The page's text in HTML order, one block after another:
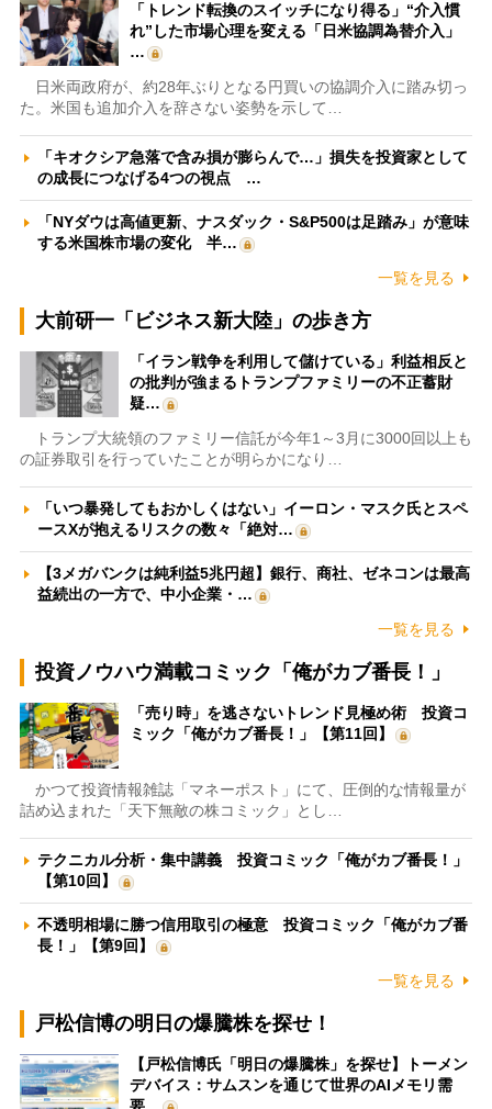
「トレンド転換のスイッチになり得る」“介入慣
れ”した市場心理を変える「日米協調為替介入」
…
日米両政府が、約28年ぶりとなる円買いの協調介入に踏み切っ
た。米国も追加介入を辞さない姿勢を示して…
「キオクシア急落で含み損が膨らんで…」損失を投資家として
の成長につなげる4つの視点 …
「NYダウは高値更新、ナスダック・S&P500は足踏み」が意味
する米国株市場の変化 半…
一覧を見る
大前研一「ビジネス新大陸」の歩き方
「イラン戦争を利用して儲けている」利益相反と
の批判が強まるトランプファミリーの不正蓄財
疑…
トランプ大統領のファミリー信託が今年1～3月に3000回以上も
の証券取引を行っていたことが明らかになり…
「いつ暴発してもおかしくはない」イーロン・マスク氏とスペ
ースXが抱えるリスクの数々「絶対…
【3メガバンクは純利益5兆円超】銀行、商社、ゼネコンは最高
益続出の一方で、中小企業・…
一覧を見る
投資ノウハウ満載コミック「俺がカブ番長！」
「売り時」を逃さないトレンド見極め術 投資コ
ミック「俺がカブ番長！」【第11回】
かつて投資情報雑誌「マネーポスト」にて、圧倒的な情報量が
詰め込まれた「天下無敵の株コミック」とし…
テクニカル分析・集中講義 投資コミック「俺がカブ番長！」
【第10回】
不透明相場に勝つ信用取引の極意 投資コミック「俺がカブ番
長！」【第9回】
一覧を見る
戸松信博の明日の爆騰株を探せ！
【戸松信博氏「明日の爆騰株」を探せ】トーメン
デバイス：サムスンを通じて世界のAIメモリ需